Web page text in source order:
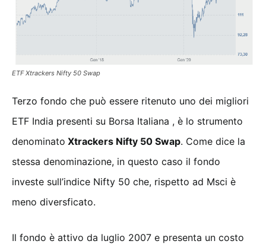
ETF Xtrackers Nifty 50 Swap
Terzo fondo che può essere ritenuto uno dei migliori
ETF India presenti su Borsa Italiana , è lo strumento
denominato Xtrackers Nifty 50 Swap. Come dice la
stessa denominazione, in questo caso il fondo
investe sull’indice Nifty 50 che, rispetto ad Msci è
meno diversficato.
Il fondo è attivo da luglio 2007 e presenta un costo